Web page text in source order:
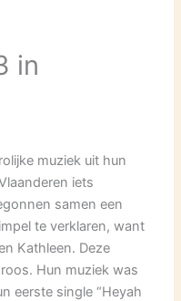
in
muziek uit hun
iets
samen een
te verklaren, want
Kathleen. Deze
Hun muziek was
eerste single “Heyah